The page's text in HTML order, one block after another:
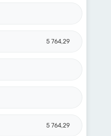
5 764,29
5 764,29